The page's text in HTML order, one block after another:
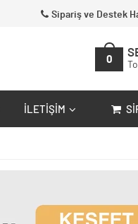
Sipariş ve Destek
0
İLETIŞIM